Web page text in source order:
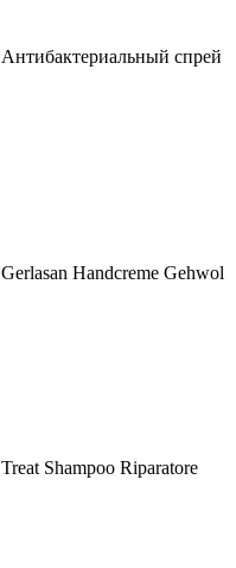
Антибактериальный спрей
Gerlasan Handcreme Gehwol
Treat Shampoo Riparatore